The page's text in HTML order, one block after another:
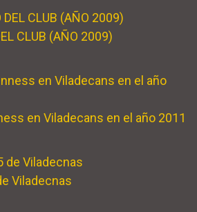
CLUB (AÑO 2009)
en Viladecans en el año 2011
Viladecnas